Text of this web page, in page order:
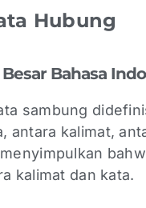
Hubung
Bahasa
sambung
antara kalimat,
kalimat dan kata.